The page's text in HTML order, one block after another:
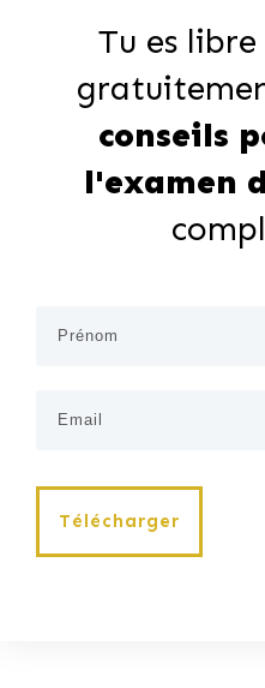
Tu es
conseils
l'examen
Télécharger